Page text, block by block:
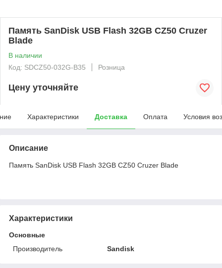
Память SanDisk USB Flash 32GB CZ50 Cruzer
Blade
В наличии
Код: SDCZ50-032G-B35
Розница
Цену уточняйте
Характеристики Доставка Оплата Условия
Описание
Память SanDisk USB Flash 32GB CZ50 Cruzer Blade
Характеристики
Основные
Производитель
Sandisk